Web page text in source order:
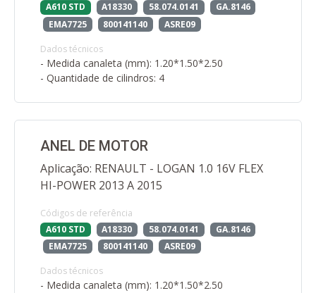
A610 STD
A18330 58.074.0141
GA.8146
EMA7725
800141140 ASRE09
Dados técnicos
- Medida canaleta (mm): 1.20*1.50*2.50
- Quantidade de cilindros: 4
ANEL DE MOTOR
Aplicação: RENAULT - LOGAN 1.0 16V FLEX
HI-POWER 2013 A 2015
Códigos de referência
A610 STD
A18330 58.074.0141
GA.8146
EMA7725
800141140 ASRE09
Dados técnicos
- Medida canaleta (mm): 1.20*1.50*2.50